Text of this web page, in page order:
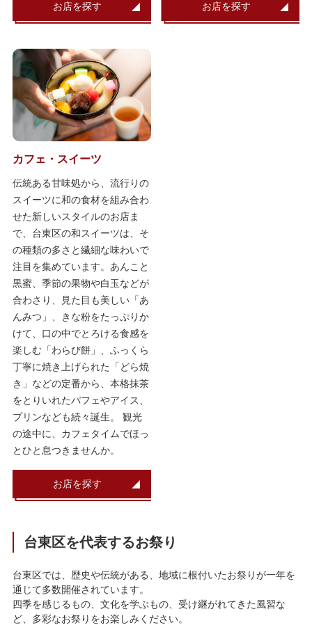
お店を探す お店を探す
カフェ・スイーツ
伝統ある甘味処から、流行りの
スイーツに和の食材を組み合わ
せた新しいスタイルのお店ま
で、台東区の和スイーツは、そ
の種類の多さと繊細な味わいで
注目を集めています。あんこと
黒蜜、季節の果物や白玉などが
合わさり、見た目も美しい「あ
んみつ」、きな粉をたっぷりか
けて、口の中でとろける食感を
楽しむ「わらび餅」、ふっくら
丁寧に焼き上げられた「どら焼
き」などの定番から、本格抹茶
をとりいれたパフェやアイス、
プリンなども続々誕生。 観光
の途中に、カフェタイムでほっ
とひと息つきませんか。
お店を探す
台東区を代表するお祭り
台東区では、歴史や伝統がある、地域に根付いたお祭りが一年を
通じて多数開催されています。
四季を感じるもの、文化を学ぶもの、受け継がれてきた風習な
ど、多彩なお祭りをお楽しみください。